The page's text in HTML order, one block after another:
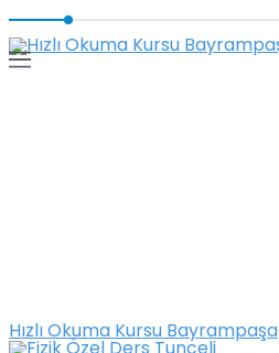
Hızlı Okuma Kursu Bayrampaşa